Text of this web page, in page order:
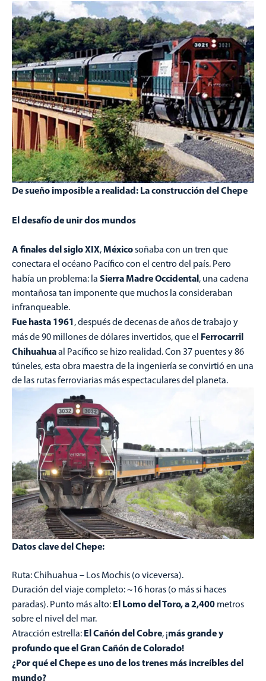
De sueño imposible a realidad: La construcción del Chepe
El desafío de unir dos mundos
A finales del siglo XIX, Méxicosoñaba con un tren que
conectara el océano Pacífico con el centro del país. Pero
había un problema: la Sierra Madre Occidental, una cadena
montañosa tan imponente que muchos la consideraban
infranqueable.
Fue hasta 1961, después de decenas de años de trabajo y
más de 90 millones de dólares invertidos, que el Ferrocarril
Chihuahuaal Pacífico se hizo realidad. Con 37 puentes y 86
túneles, esta obra maestra de la ingeniería se convirtió en una
de las rutas ferroviarias más espectaculares del planeta.
Datos clave del Chepe:
Ruta: Chihuahua – Los Mochis (o viceversa).
Duración del viaje completo: ~16 horas (o más si haces
paradas). Punto más alto: El Lomo del Toro, a 2,400 metros
sobre el nivel del mar.
Atracción estrella: El Cañón del Cobre, ¡más grande y
profundo que el Gran Cañón de Colorado!
¿Por qué el Chepe es uno de los trenes más increíbles del
mundo?